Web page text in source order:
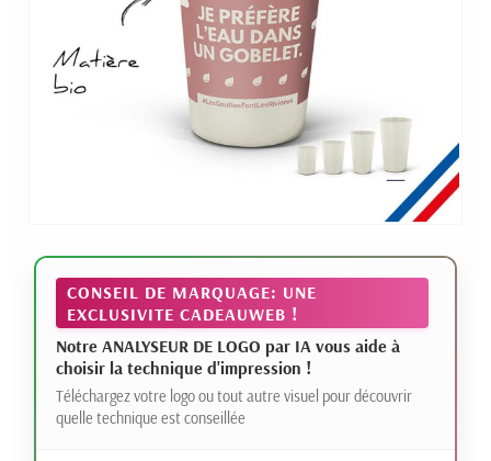
CONSEIL DE MARQUAGE: UNE
EXCLUSIVITE CADEAUWEB !
Notre ANALYSEUR DE LOGO par IA vous aide à
choisir la technique d'impression !
Téléchargez votre logo ou tout autre visuel pour découvrir
quelle technique est conseillée